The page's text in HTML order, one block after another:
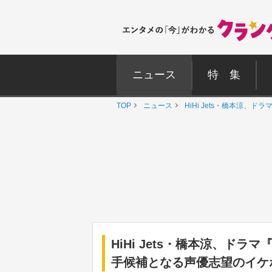
ニュース 特 集
TOP ニュース HiHi Jets・橋本涼、ドラ
HiHi Jets・橋本涼、ドラマ
手候補となる声優志望のイ